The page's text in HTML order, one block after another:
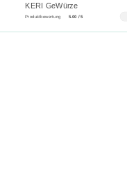
KERI GeWürze
Produktbewertung 5.00 / 5